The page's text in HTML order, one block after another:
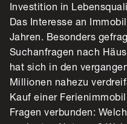
Investition in
Das Interesse an
Jahren. Besonders
Suchanfragen nach
hat sich in den
Millionen nahezu
Kauf einer
Fragen verbunden: